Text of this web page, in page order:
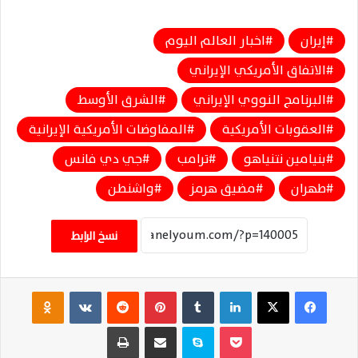
إيران
اخبار العالم اليوم
الاتفاق الأمريكي الإيراني
البرنامج النووي الإيراني
الشرق الأوسط
العقوبات الأمريكية
المفاوضات الأمريكية الإيرانية
بنيامين نتنياهو
ترامب
جي دي فانس
طهران
مضيق هرمز واشنطن
نسخ الرابط
فيسبوك ‫X لينكدإن بينتيريست ‏VKontakte
سكايب مشاركة عبر البريد طباعة